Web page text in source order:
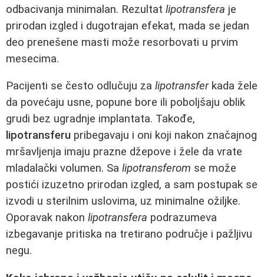
odbacivanja minimalan. Rezultat lipotransfera je
prirodan izgled i dugotrajan efekat, mada se jedan
deo prenešene masti može resorbovati u prvim
mesecima.
Pacijenti se često odlučuju za lipotransferkada žele
da povećaju usne, popune bore ili poboljšaju oblik
grudi bez ugradnje implantata. Takođe,
lipotransferu pribegavaju i oni koji nakon značajnog
mršavljenja imaju prazne džepove i žele da vrate
mladalački volumen. Sa lipotransferom se može
postići izuzetno prirodan izgled, a sam postupak se
izvodi u sterilnim uslovima, uz minimalne ožiljke.
Oporavak nakon lipotransfera podrazumeva
izbegavanje pritiska na tretirano područje i pažljivu
negu.